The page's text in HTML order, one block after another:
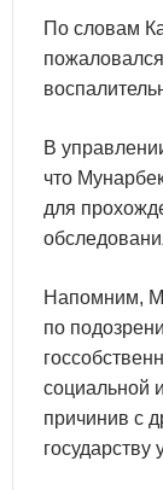
По словам
В
что
для
Напомним,
по
социальной
причинив с